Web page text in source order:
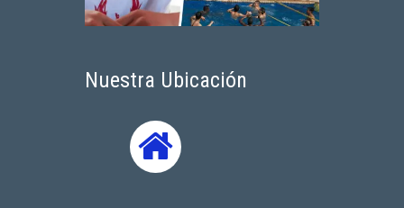
Nuestra Ubicación